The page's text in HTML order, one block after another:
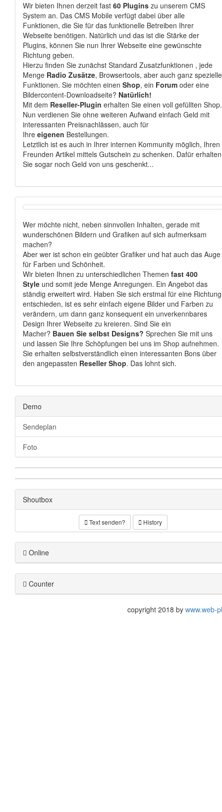
Wir bieten Ihnen derzeit fast 60 Plugins zu unserem CMS
System an. Das CMS Mobile verfügt dabei über alle
Funktionen, die Sie für das funktionelle Betreiben Ihrer
Webseite benötigen. Natürlich und das ist die Stärke der
Plugins, können Sie nun Ihrer Webseite eine gewünschte
Richtung geben.
Hierzu finden Sie zunächst Standard Zusatzfunktionen , jede
Menge Radio Zusätze, Browsertools, aber auch ganz spezielle
Funktionen. Sie möchten einen Shop, ein Forum oder eine
Bildercontent-Downloadseite? Natürlich!
Mit dem Reseller-Plugin erhalten Sie einen voll gefüllten Shop.
Nun verdienen Sie ohne weiteren Aufwand einfach Geld mit
interessanten Preisnachlässen, auch für
Ihre eigenen Bestellungen.
Letztlich ist es auch in Ihrer internen Kommunity möglich, Ihren
Freunden Artikel mittels Gutschein zu schenken. Dafür erhalten
Sie sogar noch Geld von uns geschenkt...
Wer möchte nicht, neben sinnvollen Inhalten, gerade mit
wunderschönen Bildern und Grafiken auf sich aufmerksam
machen?
Aber wer ist schon ein geübter Grafiker und hat auch das Auge
für Farben und Schönheit.
Wir bieten Ihnen zu unterschiedlichen Themen fast 400
Style und somit jede Menge Anregungen. Ein Angebot das
ständig erweitert wird. Haben Sie sich erstmal für eine Richtung
entschieden, ist es sehr einfach eigene Bilder und Farben zu
verändern, um dann ganz konsequent ein unverkennbares
Design Ihrer Webseite zu kreieren. Sind Sie ein
Macher? Bauen Sie selbst Designs? Sprechen Sie mit uns
und lassen Sie Ihre Schöpfungen bei uns im Shop aufnehmen.
Sie erhalten selbstverständlich einen interessanten Bons über
den angepassten Reseller Shop. Das lohnt sich.
Demo
Sendeplan
Foto
Shoutbox
Text senden? History
Online
Counter
copyright 2018 by www.web-